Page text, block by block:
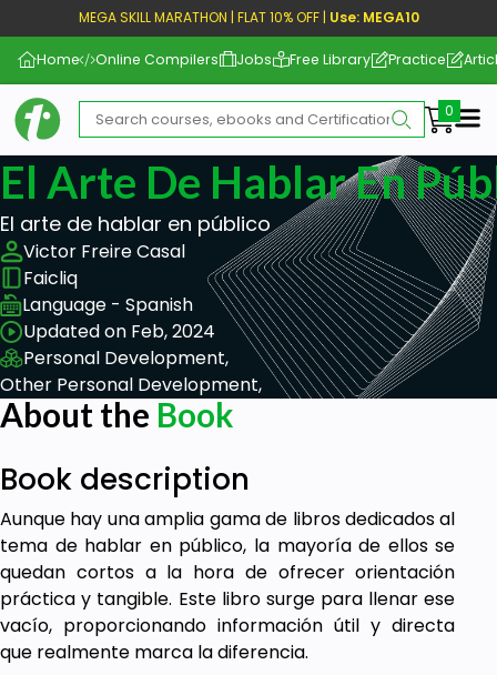
MEGA SKILL MARATHON | FLAT 10% OFF | Use: MEGA10
Home Online Compilers Jobs Free Library Practice
El Arte De Hablar En
El arte de hablar en público
Victor Freire Casal
Faicliq
Language - Spanish
Updated on Feb, 2024
Personal Development,
Other Personal Development,
About the Book
Book description
Aunque hay una amplia gama de libros dedicados al
tema de hablar en público, la mayoría de ellos se
quedan cortos a la hora de ofrecer orientación
práctica y tangible. Este libro surge para llenar ese
vacío, proporcionando información útil y directa
que realmente marca la diferencia.